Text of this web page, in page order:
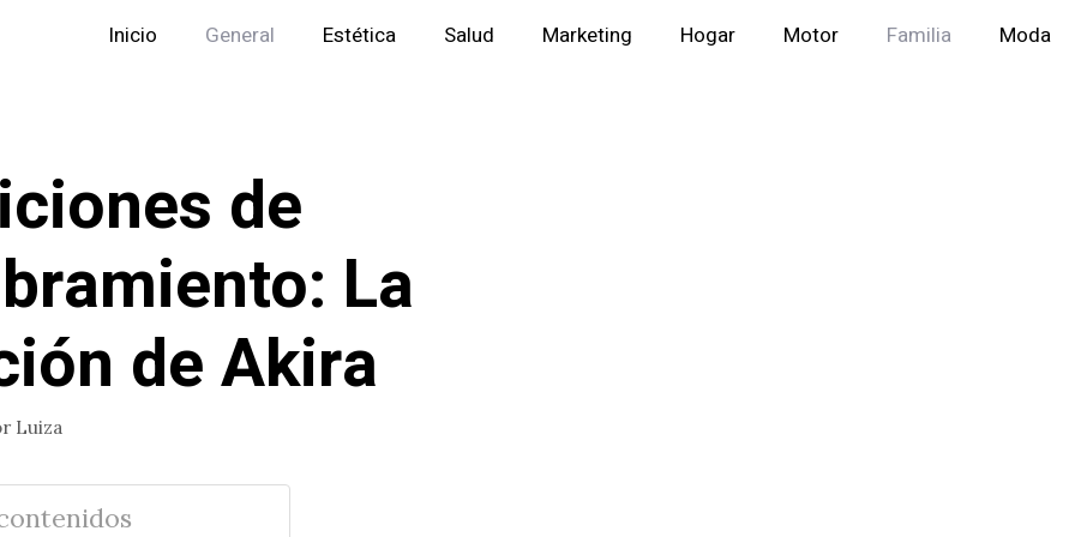
Inicio General Estética Salud Marketing Hogar Motor Familia Moda
de
La
de Akira
Luiza